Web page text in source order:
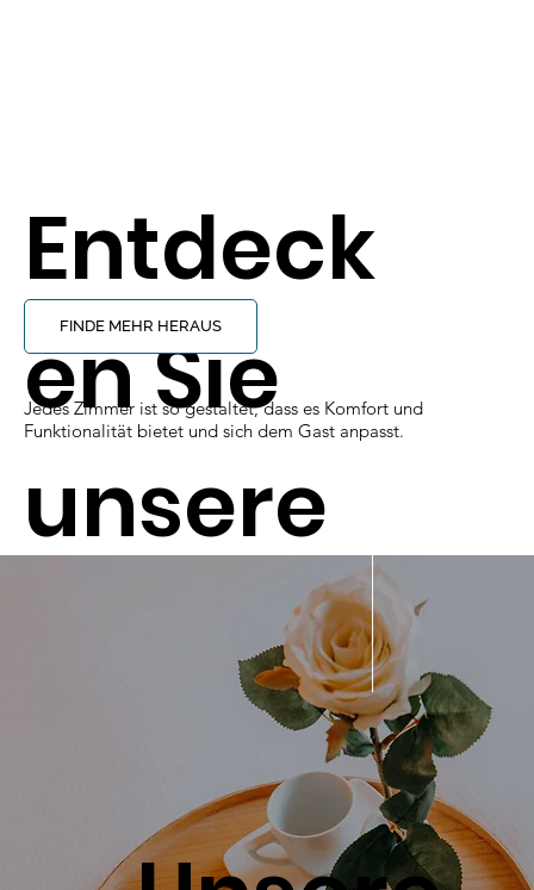
Entdeck
en Sie
unsere
Zimmer
FINDE MEHR HERAUS
Jedes Zimmer ist so gestaltet, dass es Komfort und
Funktionalität bietet und sich dem Gast anpasst.